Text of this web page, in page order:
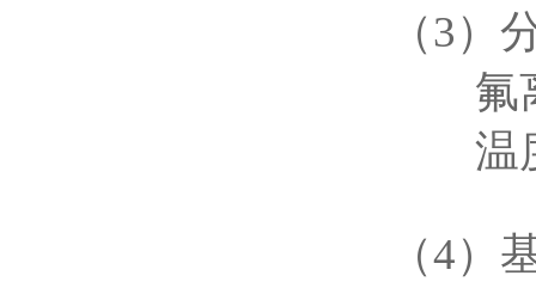
（3）
氟
温
（4）